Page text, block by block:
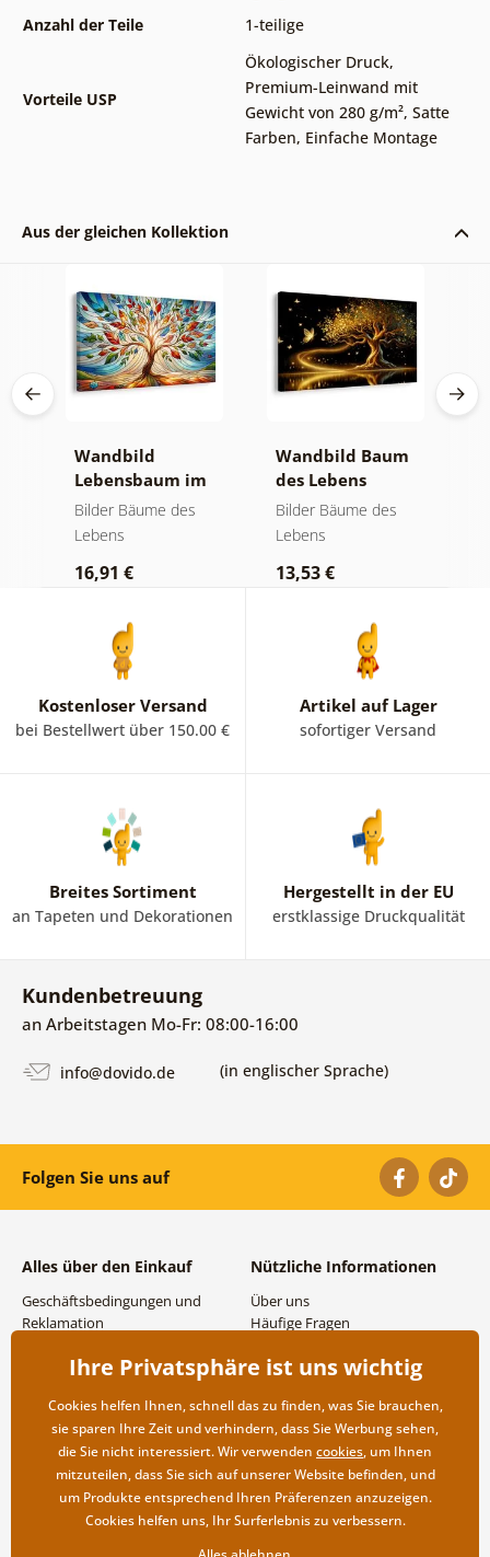
Anzahl der Teile
1-teilige
Vorteile USP
Ökologischer Druck,
Premium-Leinwand mit
Gewicht von 280 g/m², Satte
Farben, Einfache Montage
Aus der gleichen Kollektion
Wandbild
Lebensbaum im
bunten
Glasfenster
Bilder Bäume des
Lebens
16,91 €
Wandbild Baum
des Lebens
goldene Magie
Bilder Bäume des
Lebens
13,53 €
Kostenloser Versand
bei Bestellwert über 150.00 €
Artikel auf Lager
sofortiger Versand
Breites Sortiment
an Tapeten und Dekorationen
Hergestellt in der EU
erstklassige Druckqualität
Kundenbetreuung
an Arbeitstagen Mo-Fr: 08:00-16:00
info@dovido.de (in englischer Sprache)
Folgen Sie uns auf
Alles über den Einkauf
Geschäftsbedingungen und
Reklamation
Versand- und
Rücksendung der Ware
Nützliche Informationen
Über uns
Häufige Fragen
Großhandel und
Ihre Privatsphäre ist uns wichtig
Cookies helfen Ihnen, schnell das zu finden, was Sie brauchen,
sie sparen Ihre Zeit und verhindern, dass Sie Werbung sehen,
die Sie nicht interessiert. Wir verwenden cookies, um Ihnen
mitzuteilen, dass Sie sich auf unserer Website befinden, und
um Produkte entsprechend Ihren Präferenzen anzuzeigen.
Cookies helfen uns, Ihr Surferlebnis zu verbessern.